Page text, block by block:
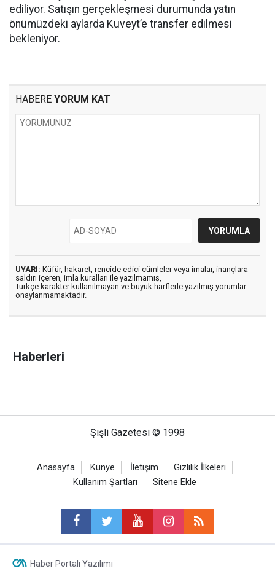
ediliyor. Satışın gerçekleşmesi durumunda yatın
önümüzdeki aylarda Kuveyt’e transfer edilmesi
bekleniyor.
HABERE YORUM KAT
UYARI: Küfür, hakaret, rencide edici cümleler veya imalar, inançlara
saldırı içeren, imla kuralları ile yazılmamış,
Türkçe karakter kullanılmayan ve büyük harflerle yazılmış yorumlar
onaylanmamaktadır.
Haberleri
Şişli Gazetesi © 1998
Anasayfa Künye İletişim
Gizlilik İlkeleri
Kullanım Şartları
Sitene Ekle
Haber Portalı Yazılımı